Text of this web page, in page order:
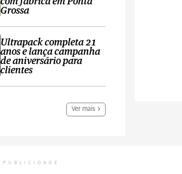
Grossa
Ultrapack completa 21
anos e lança campanha
de aniversário para
clientes
Ver mais
PUBLICIDADE